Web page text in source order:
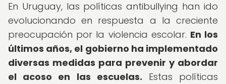
En Uruguay, las políticas antibullying han ido
evolucionando en respuesta a la creciente
preocupación por la violencia escolar. En los
últimos años, el gobierno ha implementado
diversas medidas para prevenir y abordar
el acoso en las escuelas. Estas políticas